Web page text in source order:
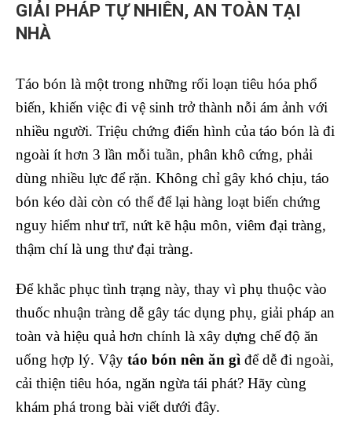
GIẢI PHÁP TỰ NHIÊN, AN TOÀN TẠI
NHÀ
Táo bón là một trong những rối loạn tiêu hóa phổ
biến, khiến việc đi vệ sinh trở thành nỗi ám ảnh với
nhiều người. Triệu chứng điển hình của táo bón là đi
ngoài ít hơn 3 lần mỗi tuần, phân khô cứng, phải
dùng nhiều lực để rặn. Không chỉ gây khó chịu, táo
bón kéo dài còn có thể để lại hàng loạt biến chứng
nguy hiểm như trĩ, nứt kẽ hậu môn, viêm đại tràng,
thậm chí là ung thư đại tràng.
Để khắc phục tình trạng này, thay vì phụ thuộc vào
thuốc nhuận tràng dễ gây tác dụng phụ, giải pháp an
toàn và hiệu quả hơn chính là xây dựng chế độ ăn
uống hợp lý. Vậy táo bón nên ăn gì để dễ đi ngoài,
cải thiện tiêu hóa, ngăn ngừa tái phát? Hãy cùng
khám phá trong bài viết dưới đây.